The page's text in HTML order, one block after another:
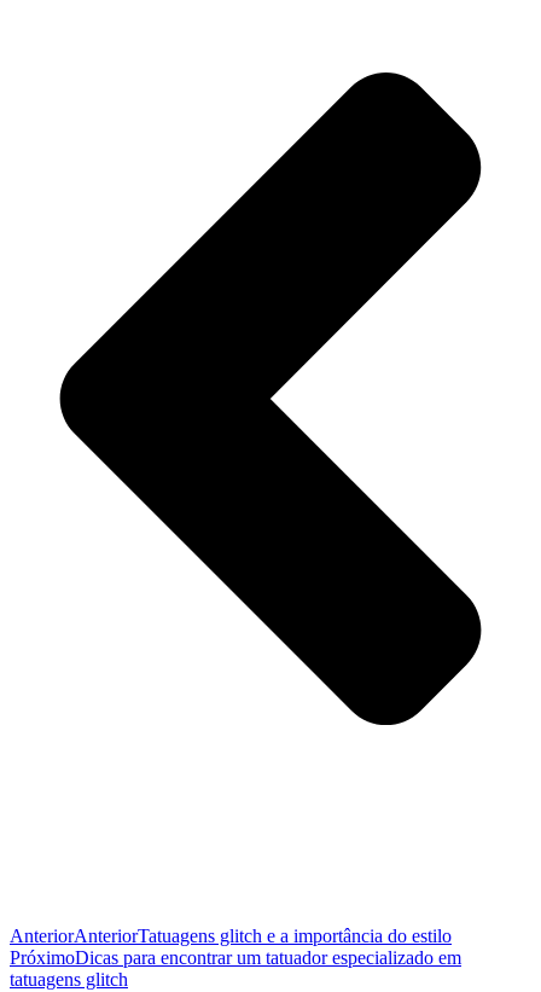
AnteriorAnteriorTatuagens glitch e a importância do estilo
PróximoDicas para encontrar um tatuador especializado em
tatuagens glitch